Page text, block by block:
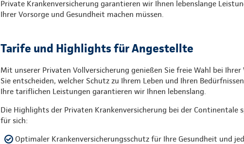
Private Krankenversicherung garantieren wir Ihnen lebenslange
Ihrer Vorsorge und Gesundheit machen müssen.
Tarife und Highlights für Angestellte
Mit unserer Privaten Vollversicherung genießen Sie freie Wahl bei Ihrer
Sie entscheiden, welcher Schutz zu Ihrem Leben und Ihren Bedürfnissen
Ihre tariflichen Leistungen garantieren wir Ihnen lebenslang.
Die Highlights der Privaten Krankenversicherung bei der Continentale
für sich:
Optimaler Krankenversicherungsschutz für Ihre Gesundheit und